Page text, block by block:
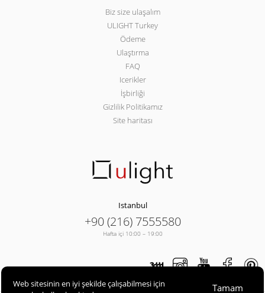
Biz size ulaşalım
ULIGHT Turkey
Ödeme
Ulaştırma
FAQ
Icerikler
İşbirliği
Gizlilik Politikamız
Site haritası
Istanbul
+90 (216) 7555580
Hafta içi 10:00 – 19:00
Web sitesinin en iyi şekilde çalışabilmesi için
Tamam